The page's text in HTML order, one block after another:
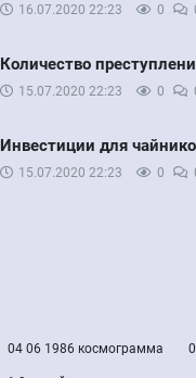
16.07.2020 22:23 0
Количество
15.07.2020 22:23 0
Инвестиции для
15.07.2020 22:23 0
04 06 1986 космограмма